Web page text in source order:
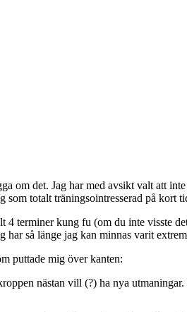
om det. Jag har med avsikt valt att
totalt träningsointresserad på
terminer kung fu (om du inte visste
har så länge jag kan minnas varit
puttade mig över kanten:
nästan vill (?) ha nya